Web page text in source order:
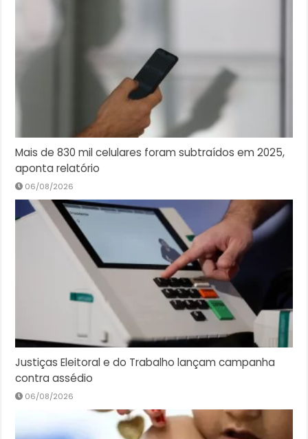
Mais de 830 mil celulares foram subtraídos em 2025,
aponta relatório
06/08/2026
Justiças Eleitoral e do Trabalho lançam campanha
contra assédio
06/08/2026